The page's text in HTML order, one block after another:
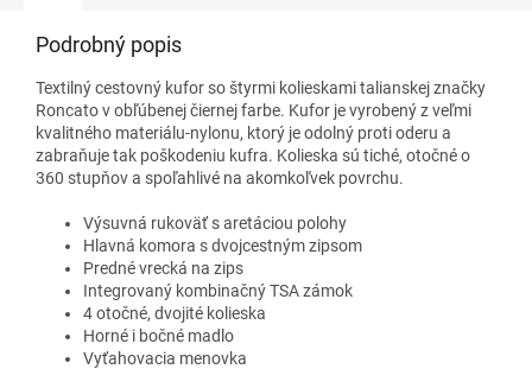
Podrobný popis
Textilný cestovný kufor so štyrmi kolieskami talianskej značky
Roncato v obľúbenej čiernej farbe. Kufor je vyrobený z veľmi
kvalitného materiálu-nylonu, ktorý je odolný proti oderu a
zabraňuje tak poškodeniu kufra. Kolieska sú tiché, otočné o
360 stupňov a spoľahlivé na akomkoľvek povrchu.
Výsuvná rukoväť s aretáciou polohy
Hlavná komora s dvojcestným zipsom
Predné vrecká na zips
Integrovaný kombinačný TSA zámok
4 otočné, dvojité kolieska
Horné i bočné madlo
Vyťahovacia menovka